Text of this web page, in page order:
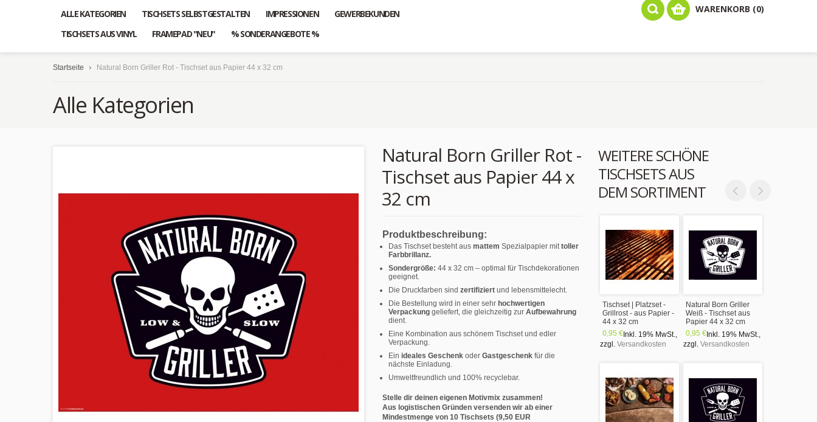
ALLE KATEGORIEN TISCHSETS SELBSTGESTALTEN IMPRESSIONEN
GEWERBEKUNDEN
TISCHSETS AUS VINYL
FRAMEPAD "NEU" % SONDERANGEBOTE %
WARENKORB (0)
Startseite Natural Born Griller Rot - Tischset aus Papier 44 x 32 cm
Alle Kategorien
WEITERE SCHÖNE
TISCHSETS AUS
DEM SORTIMENT
Tischset | Platzset -
Grillrost - aus Papier -
44 x 32 cm
0,95 € Inkl. 19% MwSt.,
zzgl. Versandkosten
Natural Born Griller
Weiß - Tischset aus
Papier 44 x 32 cm
0,95 € Inkl. 19% MwSt.,
zzgl. Versandkosten
Natural Born Griller Rot -
Tischset aus Papier 44 x
32 cm
Produktbeschreibung:
Das Tischset besteht aus mattem Spezialpapier mittoller
Farbbrillanz.
Sondergröße: 44 x 32 cm – optimal für Tischdekorationen
geeignet.
Die Druckfarben sind zertifiziert und lebensmittelecht.
Die Bestellung wird in einer sehr hochwertigen
Verpackung geliefert, die gleichzeitig zur Aufbewahrung
dient.
Eine Kombination aus schönem Tischset und edler
Verpackung.
Ein ideales Geschenk oder Gastgeschenk für die
nächste Einladung.
Umweltfreundlich und 100% recyclebar.
Stelle dir deinen eigenen Motivmix zusammen!
Aus logistischen Gründen versenden wir ab einer
Mindestmenge von 10 Tischsets (9,50 EUR